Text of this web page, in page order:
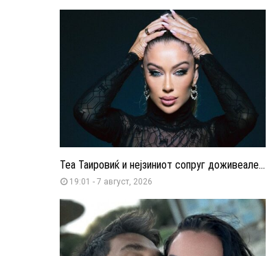
Теа Таировиќ и нејзиниот сопруг доживеале...
19:01 - 7 август, 2026